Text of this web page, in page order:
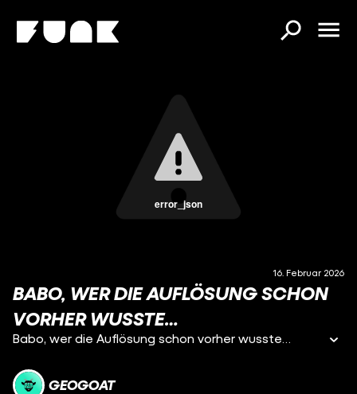
error_json
16. Februar 2026
BABO, WER DIE AUFLÖSUNG SCHON
VORHER WUSSTE…
Babo, wer die Auflösung schon vorher wusste…
GEOGOAT